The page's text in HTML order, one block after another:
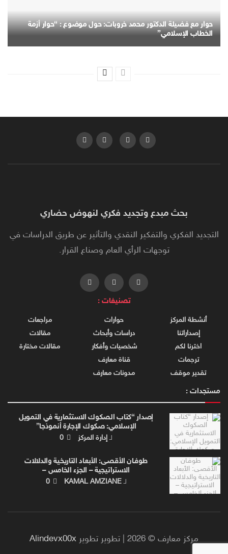
حوار مع فضيلة الدكتور محمد خروبات: حول موضوع : “حوار أزمة
الخطاب الإسلامي”
بحث مبدع وتجديد فكري لنهوض حضاري
التجديد الفكري والتفكير النقدي والتأثير عن طريق الدراسات في
توجهات الرأي العام وصناع القرار.
تصنيفات :
أنشطة المركز
إصداراتنا
اخترنا لكم
ترجمات
تقدير موقف
حوارات
دراسات وأبحاث
شخصيات وأفكار
قناة معارف
مدونات معارف
مراجعات
مقالات
مقالات مختارة
مستجدات :
إصدار “كتاب الصكوك الاستثمارية في التمويل
الإسلامي: صكوك الإجارة أنموذجا”
لـ إدارة المركز
طوفـان الأقصـى: الأبعاد التاريخية والدلالات
الاستراتيجية – الجزء الخامس –
لـ KAMAL AMZIANE
0
مركز معارف © 2026 | تطوير تطوير Alindevx00x